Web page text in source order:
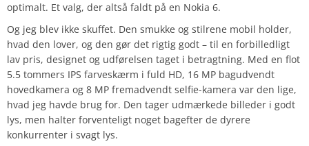
optimalt. Et valg, der altså faldt på en Nokia 6.
Og jeg blev ikke skuffet. Den smukke og stilrene mobil holder,
hvad den lover, og den gør det rigtig godt – til en forbilledligt
lav pris, designet og udførelsen taget i betragtning. Med en flot
5.5 tommers IPS farveskærm i fuld HD, 16 MP bagudvendt
hovedkamera og 8 MP fremadvendt selfie-kamera var den lige,
hvad jeg havde brug for. Den tager udmærkede billeder i godt
lys, men halter forventeligt noget bagefter de dyrere
konkurrenter i svagt lys.